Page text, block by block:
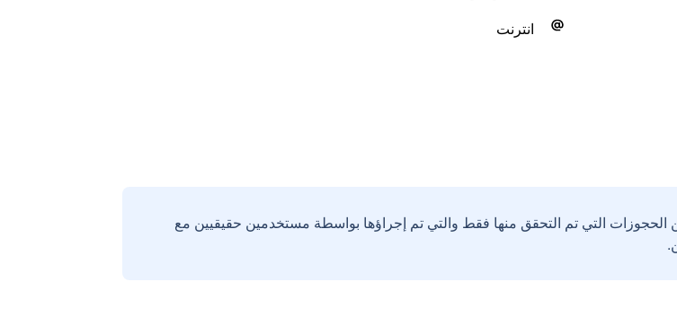
انترنت
التي تم التحقق منها فقط والتي تم إجراؤها بواسطة مستخدمين حقيقيين مع